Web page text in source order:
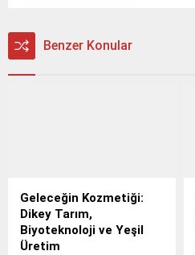
Benzer Konular
Geleceğin Kozmetiği:
Dikey Tarım,
Biyoteknoloji ve Yeşil
Üretim